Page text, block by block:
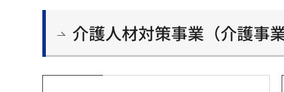
介護人材対策事業（介護事